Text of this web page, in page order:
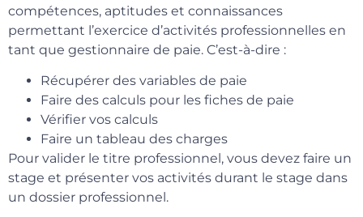
compétences, aptitudes et connaissances
permettant l’exercice d’activités professionnelles en
tant que gestionnaire de paie. C’est-à-dire :
Récupérer des variables de paie
Faire des calculs pour les fiches de paie
Vérifier vos calculs
Faire un tableau des charges
Pour valider le titre professionnel, vous devez faire un
stage et présenter vos activités durant le stage dans
un dossier professionnel.